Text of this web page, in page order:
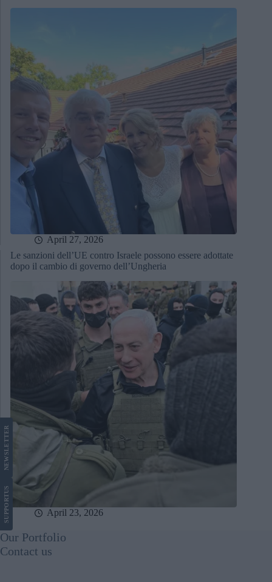
April 27, 2026
Le sanzioni dell’UE contro Israele possono essere adottate
dopo il cambio di governo dell’Ungheria
April 23, 2026
SUPPORT
US
NEWS
LETTER
Our Portfolio
Contact us